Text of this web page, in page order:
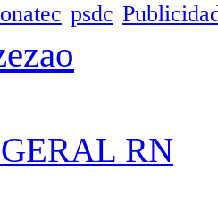
psdc
RN